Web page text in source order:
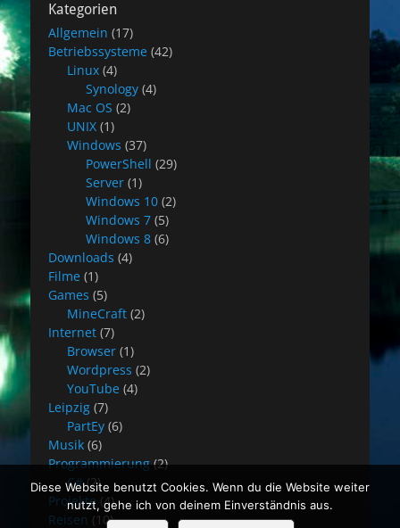
Kategorien
Allgemein (17)
Betriebssysteme (42)
Linux (4)
Synology (4)
Mac OS (2)
UNIX (1)
Windows (37)
PowerShell (29)
Server (1)
Windows 10 (2)
Windows 7 (5)
Windows 8 (6)
Downloads (4)
Filme (1)
Games (5)
MineCraft (2)
Internet (7)
Browser (1)
Wordpress (2)
YouTube (4)
Leipzig (7)
PartEy (6)
Musik (6)
Programmierung (2)
C#(2)
Projekte (4)
Reisen (10)
Diese Website benutzt Cookies. Wenn du die Website weiter
nutzt, gehe ich von deinem Einverständnis aus.